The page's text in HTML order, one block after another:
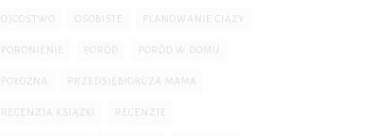
OJCOSTWO OSOBISTE PLANOWANIE CIĄŻY
PORONIENIE PORÓD PORÓD W DOMU
POŁOŻNA PRZEDSIĘBIORCZA MAMA
RECENZJA KSIĄŻKI RECENZJE